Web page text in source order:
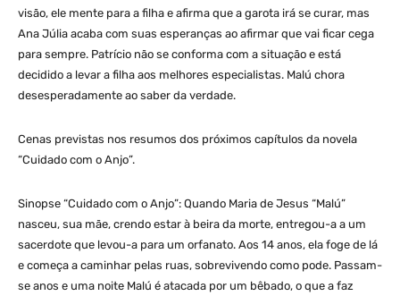
visão, ele mente para a filha e afirma que a garota irá se curar, mas
Ana Júlia acaba com suas esperanças ao afirmar que vai ficar cega
para sempre. Patrício não se conforma com a situação e está
decidido a levar a filha aos melhores especialistas. Malú chora
desesperadamente ao saber da verdade.
Cenas previstas nos resumos dos próximos capítulos da novela
“Cuidado com o Anjo”.
Sinopse “Cuidado com o Anjo”: Quando Maria de Jesus “Malú”
nasceu, sua mãe, crendo estar à beira da morte, entregou-a a um
sacerdote que levou-a para um orfanato. Aos 14 anos, ela foge de lá
e começa a caminhar pelas ruas, sobrevivendo como pode. Passam-
se anos e uma noite Malú é atacada por um bêbado, o que a faz